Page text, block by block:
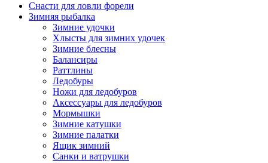
Снасти для ловли форели
Зимняя рыбалка
Зимние удочки
Хлысты для зимних удочек
Зимние блесны
Балансиры
Раттлины
Ледобуры
Ножи для ледобуров
Аксессуары для ледобуров
Мормышки
Зимние катушки
Зимние палатки
Ящик зимний
Санки и ватрушки